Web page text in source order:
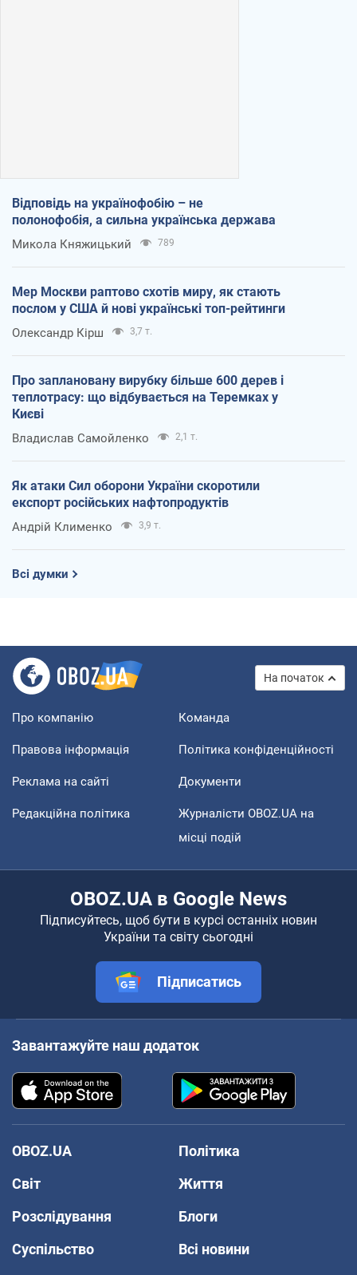
Відповідь на українофобію – не
полонофобія, а сильна українська держава
Микола Княжицький 789
Мер Москви раптово схотів миру, як стають
послом у США й нові українські топ-рейтинги
Олександр Кірш 3,7 т.
Про заплановану вирубку більше 600 дерев і
теплотрасу: що відбувається на Теремках у
Києві
Владислав Самойленко 2,1 т.
Як атаки Сил оборони України скоротили
експорт російських нафтопродуктів
Андрій Клименко 3,9 т.
Всі думки
На початок
Про компанію Команда
Правова інформація Політика конфіденційності
Реклама на сайті Документи
Редакційна політика
Журналісти OBOZ.UA на
місці подій
OBOZ.UA в Google News
Підписуйтесь, щоб бути в курсі останніх новин
України та світу сьогодні
Підписатись
Завантажуйте наш додаток
OBOZ.UA
Політика
Світ
Життя
Розслідування
Блоги
Суспільство
Всі новини